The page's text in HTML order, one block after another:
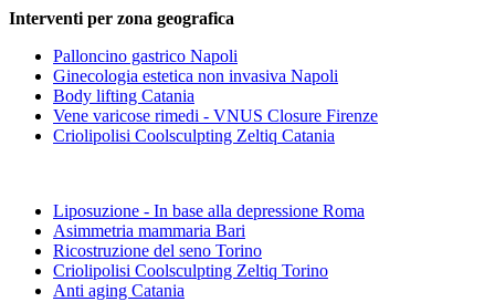
Interventi per zona geografica
Palloncino gastrico Napoli
Ginecologia estetica non invasiva Napoli
Body lifting Catania
Vene varicose rimedi - VNUS Closure Firenze
Criolipolisi Coolsculpting Zeltiq Catania
Liposuzione - In base alla depressione Roma
Asimmetria mammaria Bari
Ricostruzione del seno Torino
Criolipolisi Coolsculpting Zeltiq Torino
Anti aging Catania